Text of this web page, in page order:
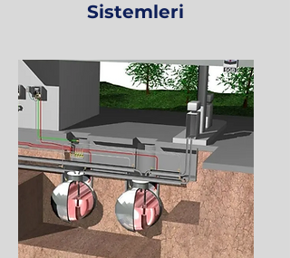
Sistemleri